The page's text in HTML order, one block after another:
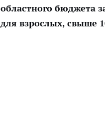
областного бюджета
для взрослых, свыше